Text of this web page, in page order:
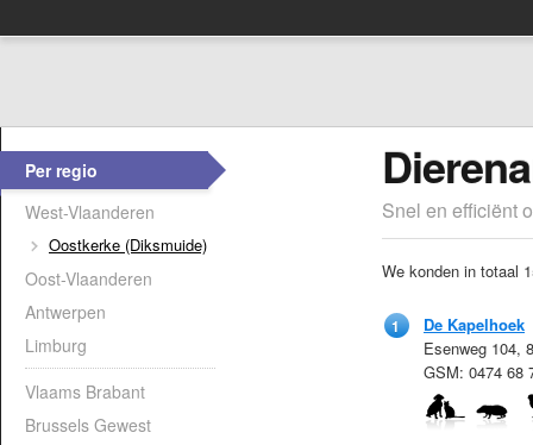
Per regio
West-Vlaanderen
Oostkerke (Diksmuide)
Oost-Vlaanderen
Antwerpen
Limburg
Vlaams Brabant
Brussels Gewest
Snel en efficiënt
We konden in totaal
1
De Kapelhoek
Esenweg 104,
GSM: 0474 68